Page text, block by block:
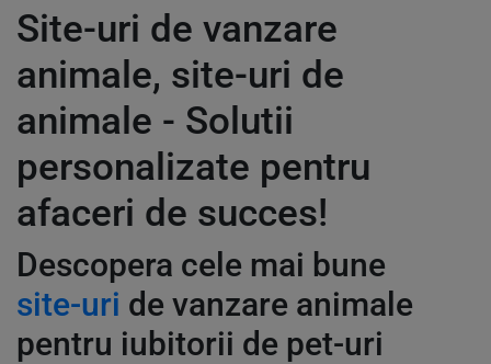
Site-uri de vanzare
animale, site-uri de
animale - Solutii
personalizate pentru
afaceri de succes!
Descopera cele mai bune
site-uri de vanzare animale
pentru iubitorii de pet-uri